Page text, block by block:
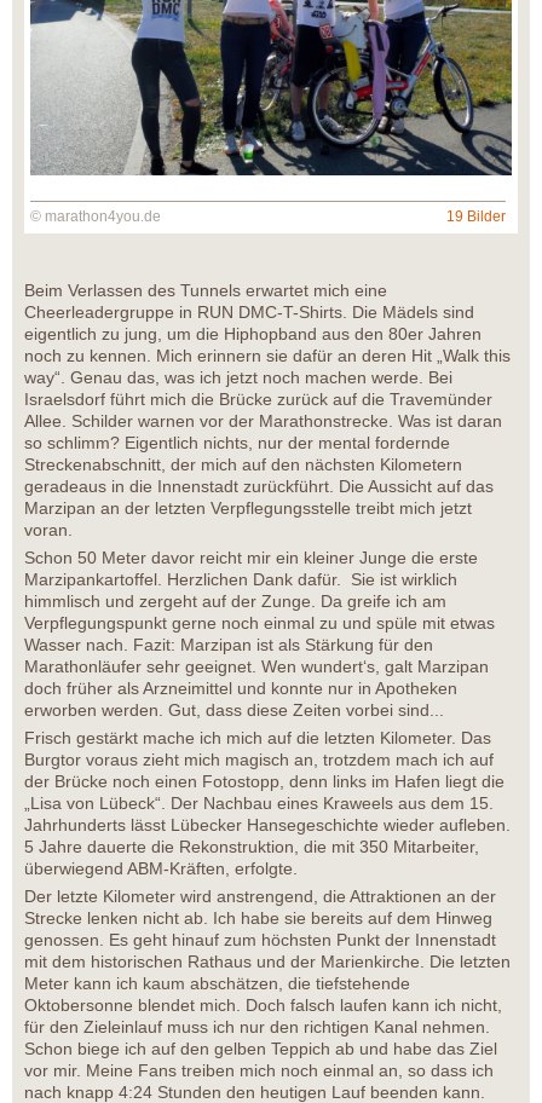
© marathon4you.de 19 Bilder
Beim Verlassen des Tunnels erwartet mich eine
Cheerleadergruppe in RUN DMC-T-Shirts. Die Mädels sind
eigentlich zu jung, um die Hiphopband aus den 80er Jahren
noch zu kennen. Mich erinnern sie dafür an deren Hit „Walk this
way“. Genau das, was ich jetzt noch machen werde. Bei
Israelsdorf führt mich die Brücke zurück auf die Travemünder
Allee. Schilder warnen vor der Marathonstrecke. Was ist daran
so schlimm? Eigentlich nichts, nur der mental fordernde
Streckenabschnitt, der mich auf den nächsten Kilometern
geradeaus in die Innenstadt zurückführt. Die Aussicht auf das
Marzipan an der letzten Verpflegungsstelle treibt mich jetzt
voran.
Schon 50 Meter davor reicht mir ein kleiner Junge die erste
Marzipankartoffel. Herzlichen Dank dafür. Sie ist wirklich
himmlisch und zergeht auf der Zunge. Da greife ich am
Verpflegungspunkt gerne noch einmal zu und spüle mit etwas
Wasser nach. Fazit: Marzipan ist als Stärkung für den
Marathonläufer sehr geeignet. Wen wundert‘s, galt Marzipan
doch früher als Arzneimittel und konnte nur in Apotheken
erworben werden. Gut, dass diese Zeiten vorbei sind...
Frisch gestärkt mache ich mich auf die letzten Kilometer. Das
Burgtor voraus zieht mich magisch an, trotzdem mach ich auf
der Brücke noch einen Fotostopp, denn links im Hafen liegt die
„Lisa von Lübeck“. Der Nachbau eines Kraweels aus dem 15.
Jahrhunderts lässt Lübecker Hansegeschichte wieder aufleben.
5 Jahre dauerte die Rekonstruktion, die mit 350 Mitarbeiter,
überwiegend ABM-Kräften, erfolgte.
Der letzte Kilometer wird anstrengend, die Attraktionen an der
Strecke lenken nicht ab. Ich habe sie bereits auf dem Hinweg
genossen. Es geht hinauf zum höchsten Punkt der Innenstadt
mit dem historischen Rathaus und der Marienkirche. Die letzten
Meter kann ich kaum abschätzen, die tiefstehende
Oktobersonne blendet mich. Doch falsch laufen kann ich nicht,
für den Zieleinlauf muss ich nur den richtigen Kanal nehmen.
Schon biege ich auf den gelben Teppich ab und habe das Ziel
vor mir. Meine Fans treiben mich noch einmal an, so dass ich
nach knapp 4:24 Stunden den heutigen Lauf beenden kann.